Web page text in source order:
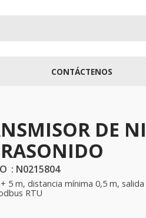
CONTÁCTENOS
DE
: N0215804
5 m, distancia mínima 0,5 m,
RTU